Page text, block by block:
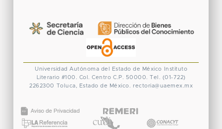
Universidad Autónoma del Estado de México
Instituto
Literario #100. Col. Centro C.P. 50000. Tel. (01-722)
2262300 Toluca, Estado de México. rectoria@uaemex.mx